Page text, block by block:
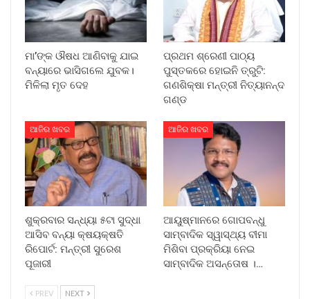
ମା’ଙ୍କ ଔଷଧ ଆଣିବାକୁ ଯାଇ
ବନ୍ୟାରେ ଭାସିଗଲେ ଯୁବକ।
ମିଳିଲା ମୃତ ଦେହ
ପ୍ରଥମ ଶ୍ରେଣୀ ପାଠ୍ୟ
ପୁସ୍ତକରେ ହୋଇନି ତ୍ରୁଟି:
ଗଣଶିକ୍ଷା ମନ୍ତ୍ରୀ ନିତ୍ୟାନନ୍ଦ
ଗଣ୍ଡ
ଆଜିର ଖବର
ଶୁକ୍ରବାର ସନ୍ଧ୍ୟା ୫ଟା ସୁଦ୍ଧା
ଆସିବ ବନ୍ୟା କ୍ଷୟକ୍ଷତି
ରିପୋର୍ଟ: ମନ୍ତ୍ରୀ ସୁରେଶ
ପୂଜାରୀ
ଆଜିର ଖବର
ଆୟୁଷ୍ମାନରେ ଗୋପବନ୍ଧୁ
ସାମ୍ବାଦିକ ସ୍ୱାସ୍ଥ୍ୟ ବୀମା
ମିଶିବା ପ୍ରକ୍ରିୟା ନେଇ
ସାମ୍ବାଦିକ ଅସନ୍ତୋଷ ।…
PREV NEXT